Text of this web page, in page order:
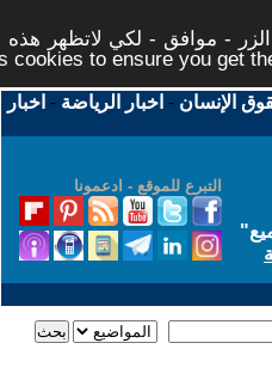
- موافق - لكي لاتظهر هذه
cookies to ensure you get
الإنسان - اخبار الرياضة - اخبار
التبرع للموقع - ادعمونا
"